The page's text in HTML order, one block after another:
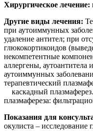
Хирургическое лечение:
Другие виды лечения:
при аутоиммунных
удаление антител; при
глюкокортикоидов
некомпетентные
аллергены,
аутоиммунных
терапевтический
каскадный
плазмафереза:
Показания для
окулиста – исследование